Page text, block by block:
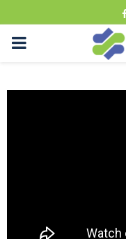
PRIMARY